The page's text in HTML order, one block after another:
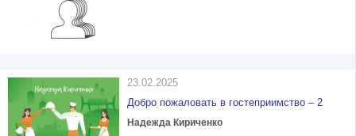
23.02.2025
Добро пожаловать в гостеприимство – 2
Надежда Кириченко